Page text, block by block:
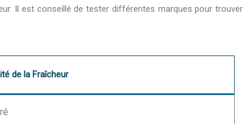
Il est conseillé de tester différentes marques pour trouver
de la Fraîcheur